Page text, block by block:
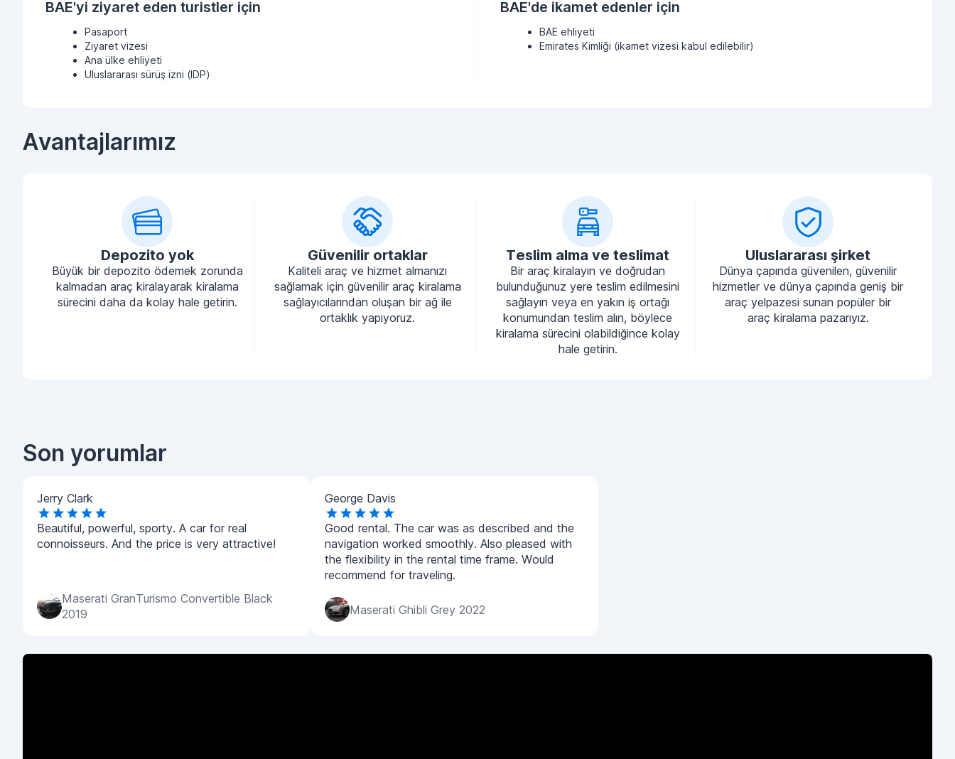
BAE'yi ziyaret eden turistler için
Pasaport
Ziyaret vizesi
Ana ülke ehliyeti
Uluslararası sürüş izni (IDP)
BAE'de ikamet edenler için
BAE ehliyeti
Emirates Kimliği (ikamet vizesi kabul edilebilir)
Avantajlarımız
Depozito yok
Büyük bir depozito ödemek zorunda
kalmadan araç kiralayarak kiralama
sürecini daha da kolay hale getirin.
Güvenilir ortaklar
Kaliteli araç ve hizmet almanızı
sağlamak için güvenilir araç kiralama
sağlayıcılarından oluşan bir ağ ile
ortaklık yapıyoruz.
Teslim alma ve teslimat
Bir araç kiralayın ve doğrudan
bulunduğunuz yere teslim edilmesini
sağlayın veya en yakın iş ortağı
konumundan teslim alın, böylece
kiralama sürecini olabildiğince kolay
hale getirin.
Uluslararası şirket
Dünya çapında güvenilen, güvenilir
hizmetler ve dünya çapında geniş bir
araç yelpazesi sunan popüler bir
araç kiralama pazarıyız.
Son yorumlar
Jerry Clark
Beautiful, powerful, sporty. A car for real
connoisseurs. And the price is very attractive!
Maserati GranTurismo Convertible Black
2019
George Davis
Good rental. The car was as described and the
navigation worked smoothly. Also pleased with
the flexibility in the rental time frame. Would
recommend for traveling.
Maserati Ghibli Grey 2022